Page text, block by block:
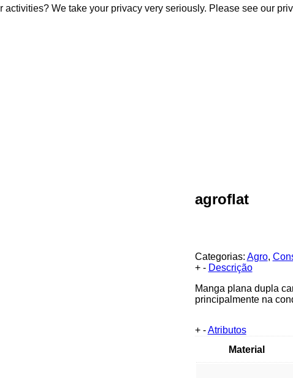
agroflat
Categorias: Agro,
+ - Descrição
Manga plana dupla
principalmente na
+ - Atributos
Material
activities? We take your privacy very seriously. Please see our
activities? We take your privacy very seriously. Please see our